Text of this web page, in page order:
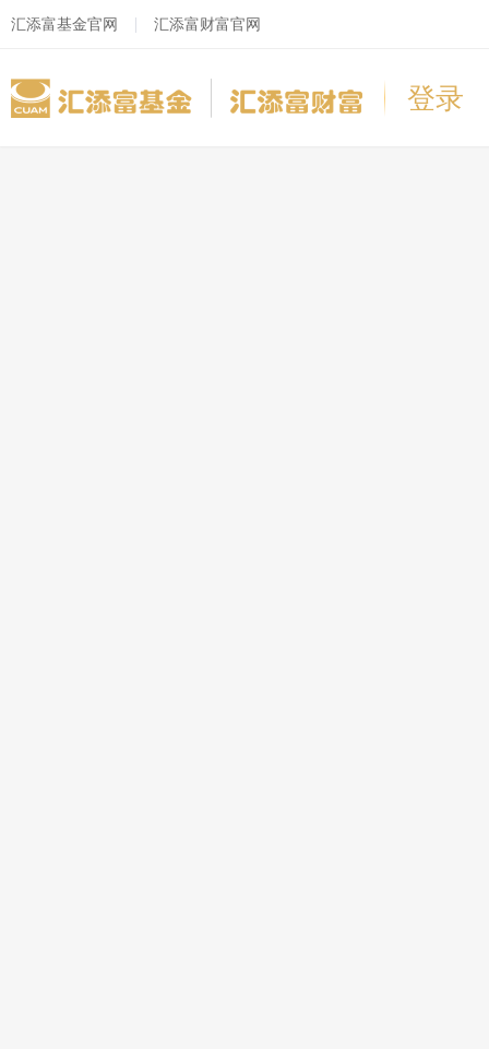
汇添富基金官网 汇添富财富官网
登录